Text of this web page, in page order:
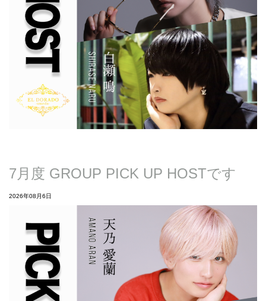
7月度 GROUP PICK UP HOSTです
2026年08月6日